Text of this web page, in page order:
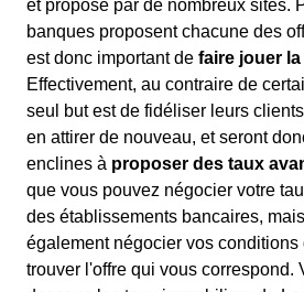
et proposé par de nombreux sites.
banques proposent chacune des
est donc important de faire jouer
Effectivement, au contraire de
seul but est de fidéliser leurs
en attirer de nouveau, et seront
enclines à proposer des taux
que vous pouvez négocier votre
des établissements bancaires,
également négocier vos conditions
trouver l'offre qui vous correspond.